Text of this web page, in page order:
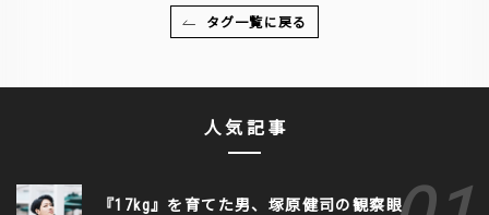
タグ一覧に戻る
人気記事
『17kg』を育てた男、塚原健司の観察眼